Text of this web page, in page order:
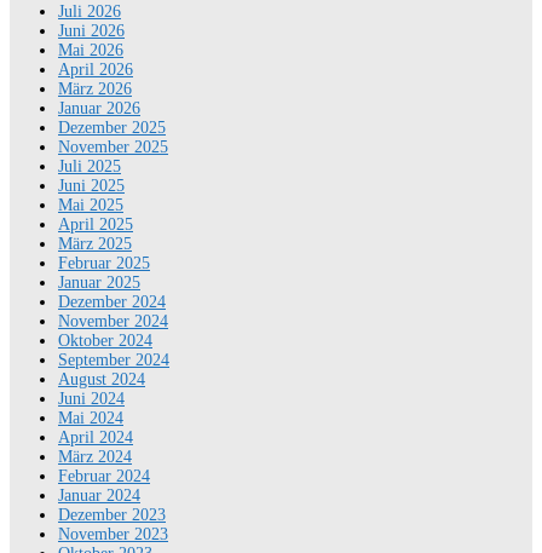
Juli 2026
Juni 2026
Mai 2026
April 2026
März 2026
Januar 2026
Dezember 2025
November 2025
Juli 2025
Juni 2025
Mai 2025
April 2025
März 2025
Februar 2025
Januar 2025
Dezember 2024
November 2024
Oktober 2024
September 2024
August 2024
Juni 2024
Mai 2024
April 2024
März 2024
Februar 2024
Januar 2024
Dezember 2023
November 2023